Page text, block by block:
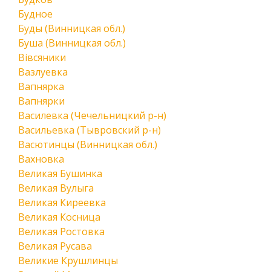
Будное
Буды (Винницкая обл.)
Буша (Винницкая обл.)
Вівсяники
Вазлуевка
Вапнярка
Вапнярки
Василевка (Чечельницкий р-н)
Васильевка (Тывровский р-н)
Васютинцы (Винницкая обл.)
Вахновка
Великая Бушинка
Великая Вулыга
Великая Киреевка
Великая Косница
Великая Ростовка
Великая Русава
Великие Крушлинцы